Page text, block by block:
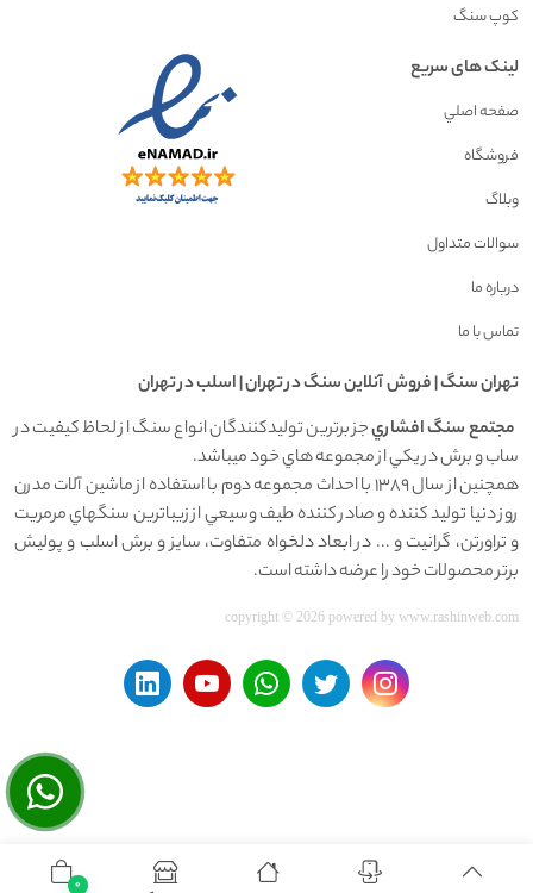
0
کوپ سنگ
لینک های سریع
صفحه اصلي
فروشگاه
وبلاگ
سوالات متداول
درباره ما
تماس با ما
تهران سنگ | فروش آنلاين سنگ در تهران | اسلب در تهران
مجتمع سنگ افشاريجز برترين توليدکنندگان انواع سنگ از لحاظ کيفيت در
ساب و برش در يکي از مجموعه هاي خود ميباشد.
همچنين از سال 1389 با احداث مجموعه دوم با استفاده از ماشين آلات مدرن
روز دنيا توليد کننده و صادر کننده طيف وسيعي از زيباترين سنگهاي مرمريت
و تراورتن، گرانيت و ... در ابعاد دلخواه متفاوت، سايز و برش اسلب و پوليش
برتر محصولات خود را عرضه داشته است.
copyright © 2026 powered by www.rashinweb.com